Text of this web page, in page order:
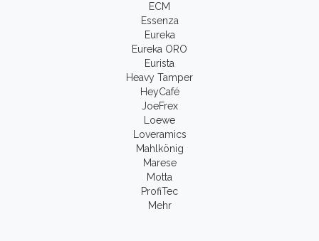
ECM
Essenza
Eureka
Eureka ORO
Eurista
Heavy Tamper
HeyCafé
JoeFrex
Loewe
Loveramics
Mahlkönig
Marese
Motta
ProfiTec
Mehr